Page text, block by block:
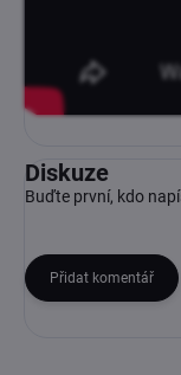
Diskuze
Buďte první, kdo
Přidat komentář